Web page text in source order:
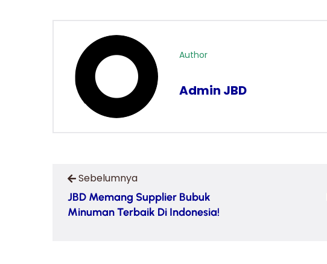
Author
Admin JBD
Sebelumnya
JBD Memang Supplier Bubuk
Minuman Terbaik Di Indonesia!